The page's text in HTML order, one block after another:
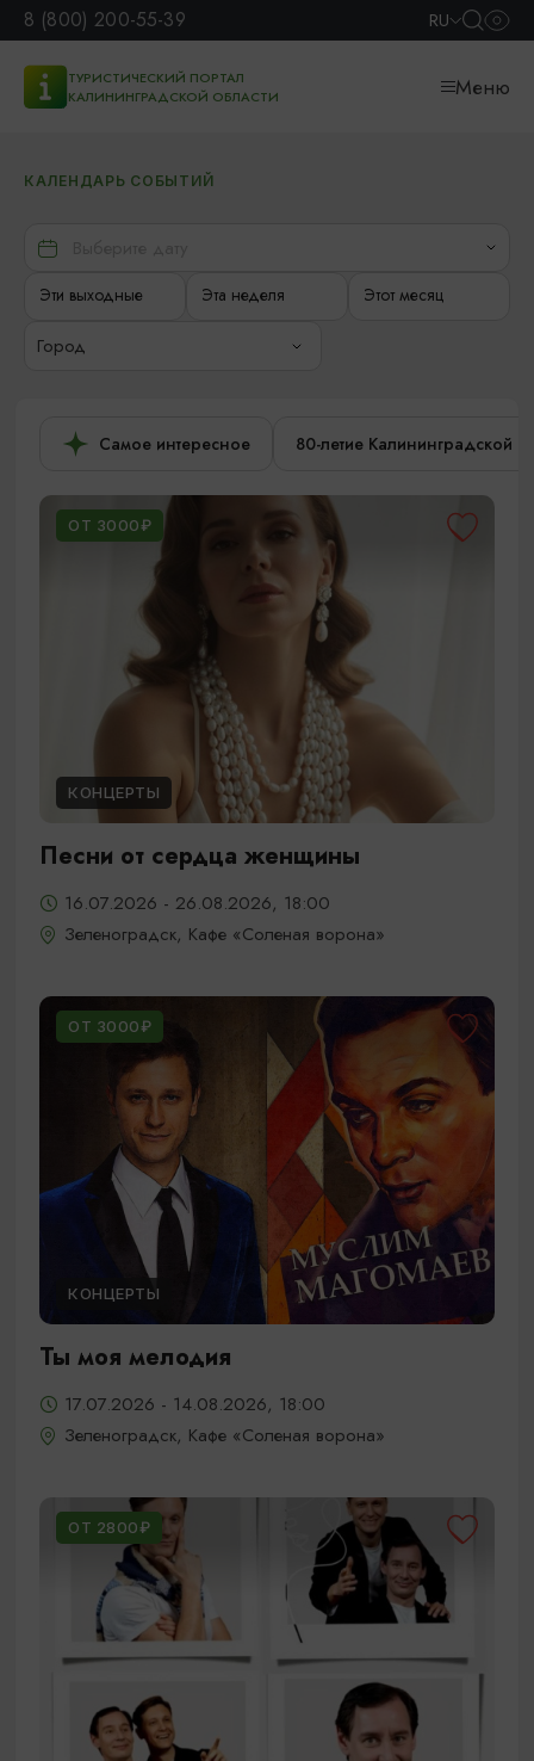
8 (800) 200-55-39 RU
ТУРИСТИЧЕСКИЙ ПОРТАЛ
КАЛИНИНГРАДСКОЙ ОБЛАСТИ
Меню
КАЛЕНДАРЬ СОБЫТИЙ
Эти выходные Эта неделя Этот месяц
Город
Самое интересное 80-летие Калининградской
ОТ 3000₽
КОНЦЕРТЫ
Песни от сердца женщины
16.07.2026 - 26.08.2026, 18:00
Зеленоградск, Кафе «Соленая ворона»
ОТ 3000₽
КОНЦЕРТЫ
Ты моя мелодия
17.07.2026 - 14.08.2026, 18:00
Зеленоградск, Кафе «Соленая ворона»
ОТ 2800₽